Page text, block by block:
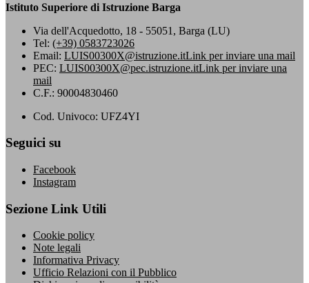
Istituto Superiore di Istruzione Barga
Via dell'Acquedotto, 18 - 55051, Barga (LU)
Tel: (+39) 0583723026
Email: LUIS00300X@istruzione.itLink per inviare una mail
PEC: LUIS00300X@pec.istruzione.itLink per inviare una
mail
C.F.: 90004830460
Cod. Univoco: UFZ4YI
Seguici su
Facebook
Instagram
Sezione Link Utili
Cookie policy
Note legali
Informativa Privacy
Ufficio Relazioni con il Pubblico